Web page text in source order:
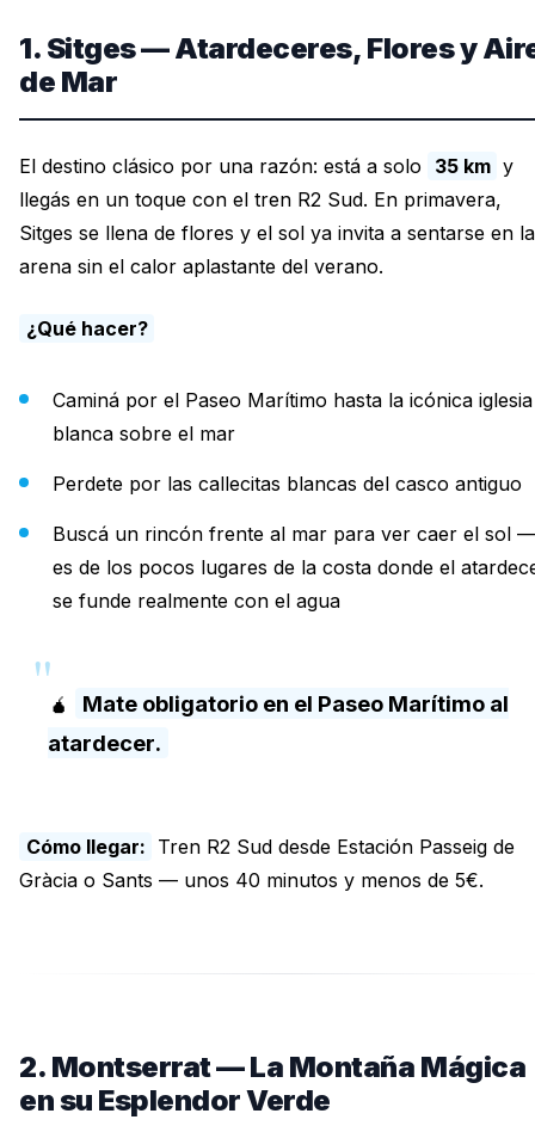
1. Sitges — Atardeceres, Flores y
de Mar
El destino clásico por una razón: está a solo 35 km y
llegás en un toque con el tren R2 Sud. En primavera,
Sitges se llena de flores y el sol ya invita a sentarse en la
arena sin el calor aplastante del verano.
¿Qué hacer?
Caminá por el Paseo Marítimo hasta la icónica iglesia
blanca sobre el mar
Perdete por las callecitas blancas del casco antiguo
Buscá un rincón frente al mar para ver caer el sol —
es de los pocos lugares de la costa donde el
se funde realmente con el agua
🧉
Mate obligatorio en el Paseo Marítimo al
atardecer.
Cómo llegar: Tren R2 Sud desde Estación Passeig de
Gràcia o Sants — unos 40 minutos y menos de 5€.
2. Montserrat — La Montaña Mágica
en su Esplendor Verde